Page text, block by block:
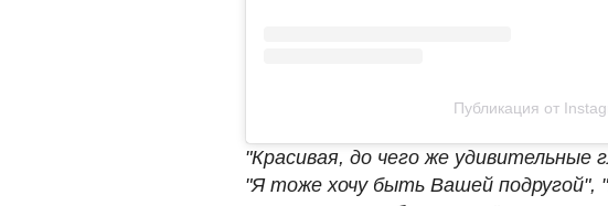
Публикация от
"Красивая, до чего же удивительные
"Я тоже хочу быть Вашей подругой",